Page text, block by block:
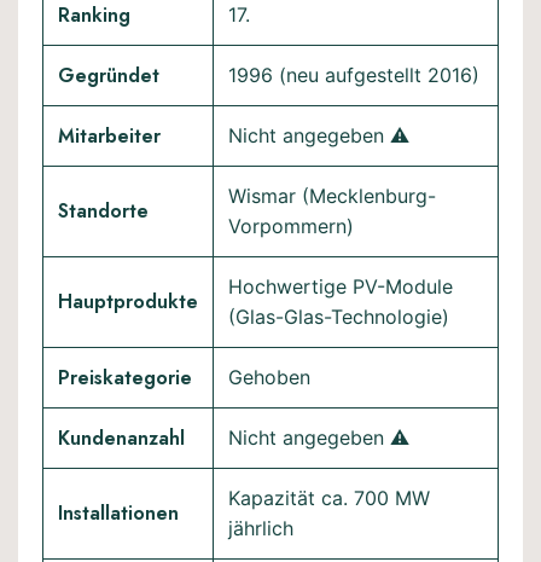
Ranking 17.
Gegründet 1996 (neu aufgestellt 2016)
Mitarbeiter Nicht angegeben ⚠️
Standorte
Wismar (Mecklenburg-
Vorpommern)
Hauptprodukte
Hochwertige PV-Module
(Glas-Glas-Technologie)
Preiskategorie Gehoben
Kundenanzahl Nicht angegeben ⚠️
Installationen
Kapazität ca. 700 MW
jährlich